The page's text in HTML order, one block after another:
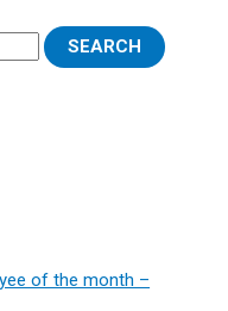
of the month –